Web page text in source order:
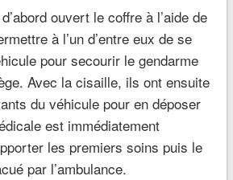
ouvert le coffre à l’aide de
à l’un d’entre eux de se
pour secourir le gendarme
Avec la cisaille, ils ont ensuite
du véhicule pour en déposer
est immédiatement
les premiers soins puis le
par l’ambulance.